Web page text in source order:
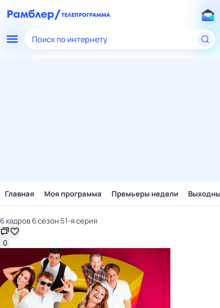
Поиск по интернету
Главная Моя программа Премьеры недели
6 кадров 6 сезон 51-я серия
0